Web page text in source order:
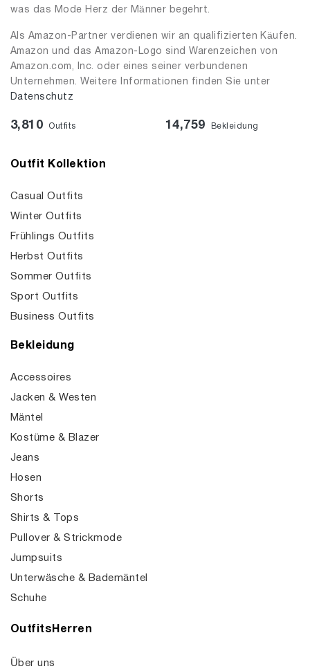
was das Mode Herz der Männer begehrt.
Als Amazon-Partner verdienen wir an qualifizierten Käufen.
Amazon und das Amazon-Logo sind Warenzeichen von
Amazon.com, Inc. oder eines seiner verbundenen
Unternehmen. Weitere Informationen finden Sie unter
Datenschutz
3,810 Outfits 14,759 Bekleidung
Outfit Kollektion
Casual Outfits
Winter Outfits
Frühlings Outfits
Herbst Outfits
Sommer Outfits
Sport Outfits
Business Outfits
Bekleidung
Accessoires
Jacken & Westen
Mäntel
Kostüme & Blazer
Jeans
Hosen
Shorts
Shirts & Tops
Pullover & Strickmode
Jumpsuits
Unterwäsche & Bademäntel
Schuhe
OutfitsHerren
Über uns